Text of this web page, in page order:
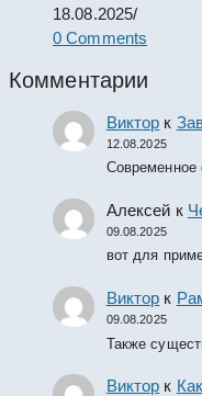
18.08.2025/
0 Comments
Комментарии
Виктор к
12.08.2025
Современное
Алексей к
09.08.2025
вот для
Виктор к
09.08.2025
Также
Виктор к